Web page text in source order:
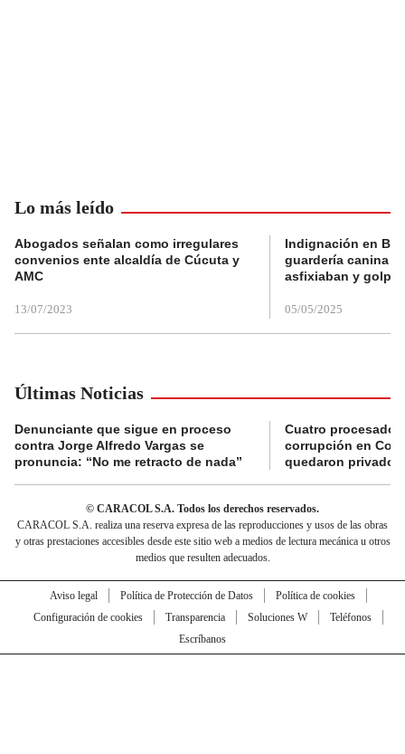
Lo más leído
Abogados señalan como irregulares
convenios ente alcaldía de Cúcuta y
AMC
13/07/2023
Indignación en
guardería canina
asfixiaban y
05/05/2025
Últimas Noticias
Denunciante que sigue en proceso
contra Jorge Alfredo Vargas se
pronuncia: “No me retracto de nada”
Cuatro
corrupción en
quedaron
© CARACOL S.A. Todos los derechos reservados.
CARACOL S.A. realiza una reserva expresa de las reproducciones y usos de las obras
y otras prestaciones accesibles desde este sitio web a medios de lectura mecánica u otros
medios que resulten adecuados.
Aviso legal Política de Protección de Datos
Política de cookies
Configuración de cookies
Transparencia Soluciones W
Teléfonos
Escríbanos